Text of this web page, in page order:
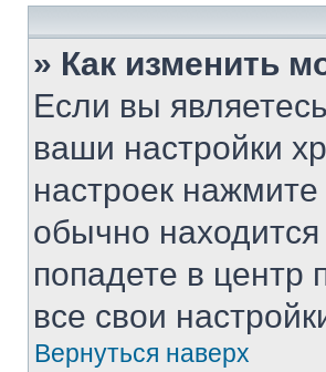
» Как изменить
Если вы
ваши настройки
настроек
обычно
попадете в центр
все свои
Вернуться наверх